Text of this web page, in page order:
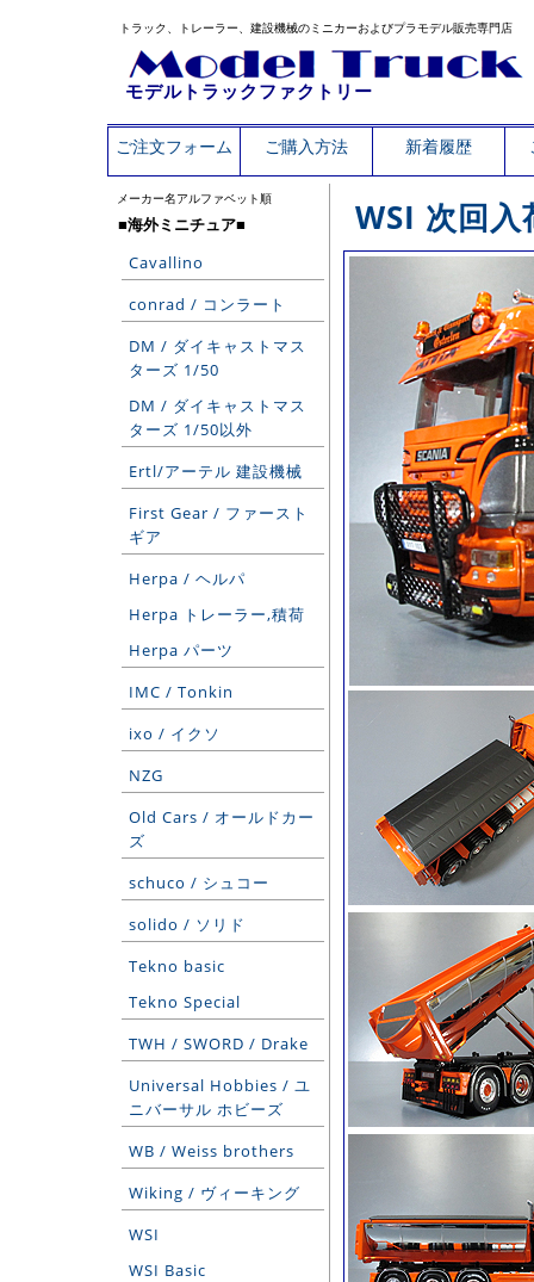
トラック、トレーラー、建設機械のミニカーおよびプラモデル販売専門店
モデルトラックファクトリー
ご注文フォーム ご購入方法 新着履歴
メーカー名アルファベット順
■海外ミニチュア■
Cavallino
conrad / コンラート
DM / ダイキャストマス
ターズ 1/50
DM / ダイキャストマス
ターズ 1/50以外
Ertl/アーテル 建設機械
First Gear / ファースト
ギア
Herpa / ヘルパ
Herpa トレーラー,積荷
Herpa パーツ
IMC / Tonkin
ixo / イクソ
NZG
Old Cars / オールドカー
ズ
schuco / シュコー
solido / ソリド
Tekno basic
Tekno Special
TWH / SWORD / Drake
Universal Hobbies / ユ
ニバーサル ホビーズ
WB / Weiss brothers
Wiking / ヴィーキング
WSI
WSI Basic
WSI 次回